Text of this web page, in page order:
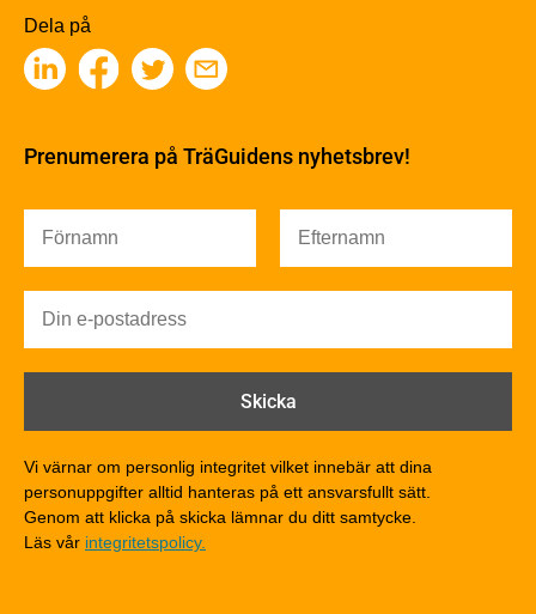
Träbaserade produkter
Kemisk behandling
Fakta om Limträ
Värmeisolering och lufttäthet
Ljud
Brandsäkerhet
Brandsäkerhet
Brandförlopp i byggnader
Brandklasser för material och konstruktioner
Träkonstruktioners brandmotstånd
Detaljlösningar
Träytors brandegenskaper
Tekniska byten med sprinkler
Riskvärdering i flervåningsbostadshus
Dela på
Prenumerera på TräGuidens nyhetsbrev!
Vi värnar om personlig integritet vilket innebär att dina
personuppgifter alltid hanteras på ett ansvarsfullt sätt.
Genom att klicka på skicka lämnar du ditt samtycke.
Läs vår integritetspolicy.